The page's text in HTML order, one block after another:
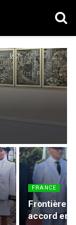
FRANCE
Frontière
accord